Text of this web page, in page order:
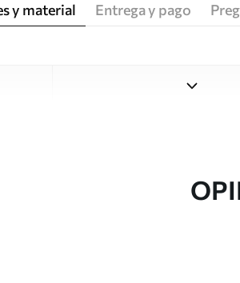
y material Entrega y pago
Estudio de diseño Uwalls
Impreso bajo pedido y